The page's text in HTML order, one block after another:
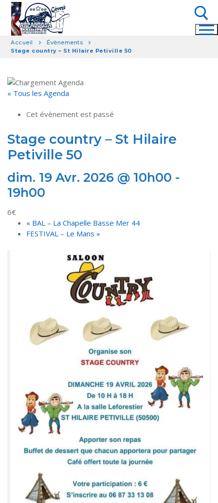
Aller
contenu
Accueil
Évènements
Stage country – St Hilaire Petiville 50
« Tous les Agenda
Cet évènement est passé
Stage country – St Hilaire
Petiville 50
dim. 19 Avr. 2026 @ 10h00 -
19h00
6€
« BAL – La Chapelle Basse Mer 44
FESTIVAL – Le Mans»